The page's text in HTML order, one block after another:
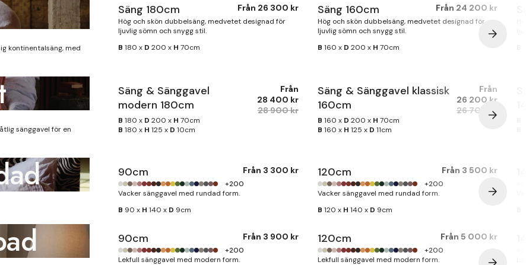
kontinentalsäng, med
Säng 180cm Från 26 300 kr
Hög och skön dubbelsäng, medvetet designad för
ljuvlig sömn och snygg stil.
B 180 x D 200 x H 70cm
Säng 160cm Från 24 200 kr
Hög och skön dubbelsäng, medvetet designad för
ljuvlig sömn och snygg stil.
B 160 x D 200 x H 70cm
sänggavel för en
Säng & Sänggavel
modern 180cm
Från
28 400 kr
28 900 kr
B 180 x D 200 x H 70cm
B 180 x H 125 x D 10cm
Säng & Sänggavel klassisk
160cm
Från
26 200 kr
26 700 kr
B 160 x D 200 x H 70cm
B 160 x H 125 x D 11cm
90cm Från 3 300 kr
+200
Vacker sänggavel med rundad form.
B 90 x H 140 x D 9cm
120cm Från 3 500 kr
+200
Vacker sänggavel med rundad form.
B 120 x H 140 x D 9cm
90cm Från 3 900 kr
+200
Lekfull sänggavel med modern form.
120cm Från 5 000 kr
+200
Lekfull sänggavel med modern form.